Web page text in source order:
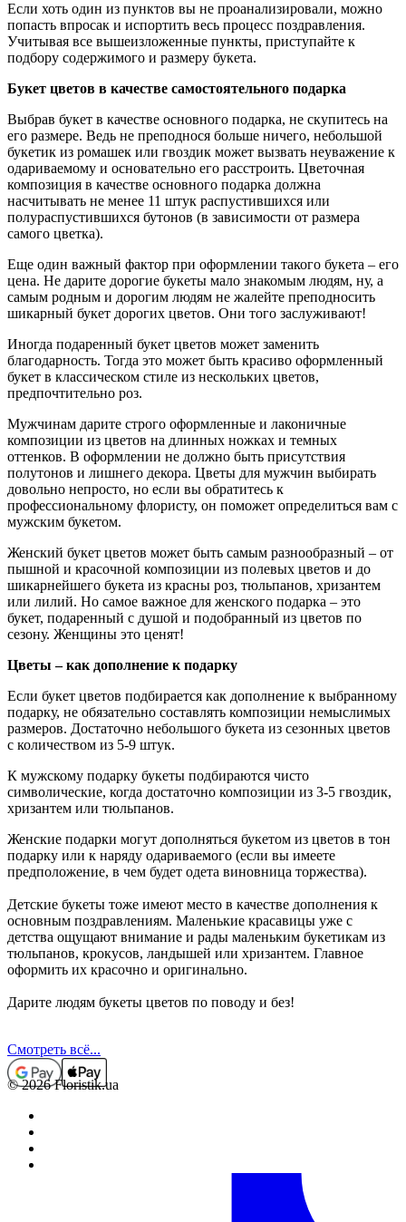
Если хоть один из пунктов вы не проанализировали, можно
попасть впросак и испортить весь процесс поздравления.
Учитывая все вышеизложенные пункты, приступайте к
подбору содержимого и размеру букета.
Букет цветов в качестве самостоятельного подарка
Выбрав букет в качестве основного подарка, не скупитесь на
его размере. Ведь не преподнося больше ничего, небольшой
букетик из ромашек или гвоздик может вызвать неуважение к
одариваемому и основательно его расстроить. Цветочная
композиция в качестве основного подарка должна
насчитывать не менее 11 штук распустившихся или
полураспустившихся бутонов (в зависимости от размера
самого цветка).
Еще один важный фактор при оформлении такого букета – его
цена. Не дарите дорогие букеты мало знакомым людям, ну, а
самым родным и дорогим людям не жалейте преподносить
шикарный букет дорогих цветов. Они того заслуживают!
Иногда подаренный букет цветов может заменить
благодарность. Тогда это может быть красиво оформленный
букет в классическом стиле из нескольких цветов,
предпочтительно роз.
Мужчинам дарите строго оформленные и лаконичные
композиции из цветов на длинных ножках и темных
оттенков. В оформлении не должно быть присутствия
полутонов и лишнего декора. Цветы для мужчин выбирать
довольно непросто, но если вы обратитесь к
профессиональному флористу, он поможет определиться вам с
мужским букетом.
Женский букет цветов может быть самым разнообразный – от
пышной и красочной композиции из полевых цветов и до
шикарнейшего букета из красны роз, тюльпанов, хризантем
или лилий. Но самое важное для женского подарка – это
букет, подаренный с душой и подобранный из цветов по
сезону. Женщины это ценят!
Цветы – как дополнение к подарку
Если букет цветов подбирается как дополнение к выбранному
подарку, не обязательно составлять композиции немыслимых
размеров. Достаточно небольшого букета из сезонных цветов
с количеством из 5-9 штук.
К мужскому подарку букеты подбираются чисто
символические, когда достаточно композиции из 3-5 гвоздик,
хризантем или тюльпанов.
Женские подарки могут дополняться букетом из цветов в тон
подарку или к наряду одариваемого (если вы имеете
предположение, в чем будет одета виновница торжества).
Детские букеты тоже имеют место в качестве дополнения к
основным поздравлениям. Маленькие красавицы уже с
детства ощущают внимание и рады маленьким букетикам из
тюльпанов, крокусов, ландышей или хризантем. Главное
оформить их красочно и оригинально.
Дарите людям букеты цветов по поводу и без!
Смотреть всё...
© 2026 Floristik.ua